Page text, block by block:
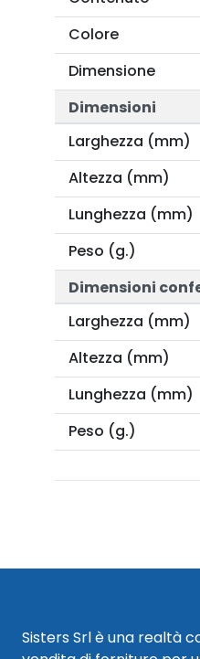
Colore
Dimensione
Dimensioni
Larghezza (mm)
Altezza (mm)
Lunghezza (mm)
Peso (g.)
Dimensioni
Larghezza (mm)
Altezza (mm)
Lunghezza (mm)
Peso (g.)
Sisters Srl è una realtà